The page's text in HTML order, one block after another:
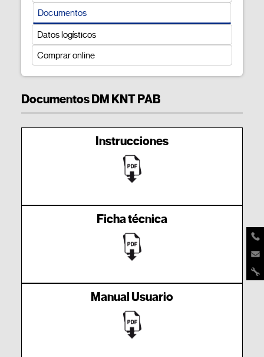
Documentos
Datos logísticos
Comprar online
Documentos DM KNT PAB
Instrucciones
Ficha técnica
Manual Usuario